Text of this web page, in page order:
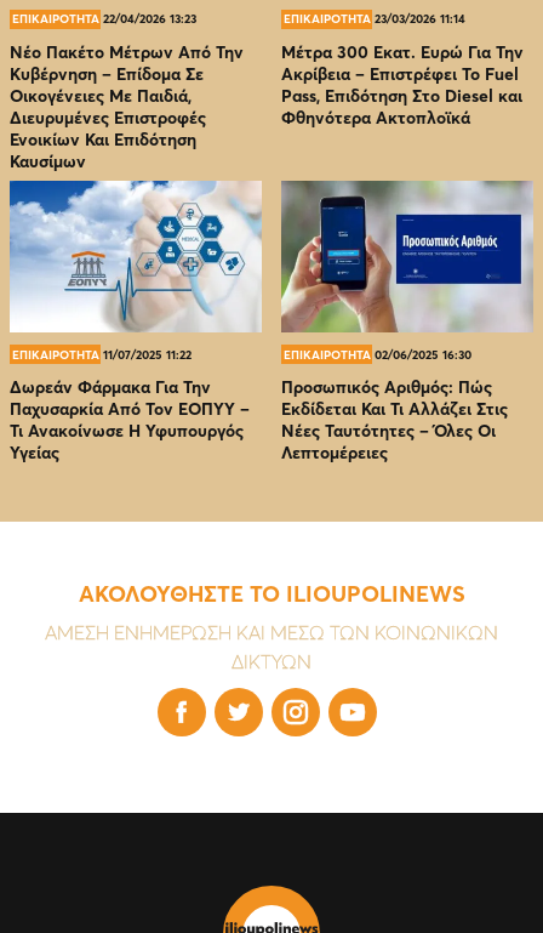
ΕΠΙΚΑΙΡΟΤΗΤΑ 22/04/2026 13:23
Νέο Πακέτο Μέτρων Από Την
Κυβέρνηση – Επίδομα Σε
Οικογένειες Με Παιδιά,
Διευρυμένες Επιστροφές
Ενοικίων Και Επιδότηση
Καυσίμων
ΕΠΙΚΑΙΡΟΤΗΤΑ 23/03/2026 11:14
Μέτρα 300 Εκατ. Ευρώ Για Την
Ακρίβεια – Επιστρέφει Το Fuel
Pass, Επιδότηση Στο Diesel και
Φθηνότερα Ακτοπλοϊκά
ΕΠΙΚΑΙΡΟΤΗΤΑ 11/07/2025 11:22
Δωρεάν Φάρμακα Για Την
Παχυσαρκία Από Τον EOΠΥΥ –
Τι Ανακοίνωσε Η Υφυπουργός
Υγείας
ΕΠΙΚΑΙΡΟΤΗΤΑ 02/06/2025 16:30
Προσωπικός Αριθμός: Πώς
Εκδίδεται Και Τι Αλλάζει Στις
Νέες Ταυτότητες – Όλες Οι
Λεπτομέρειες
ΑΚΟΛΟΥΘΗΣΤΕ ΤΟ ILIOUPOLINEWS
ΑΜΕΣΗ ΕΝΗΜΕΡΩΣΗ ΚΑΙ ΜΕΣΩ ΤΩΝ ΚΟΙΝΩΝΙΚΩΝ
ΔΙΚΤΥΩΝ
   